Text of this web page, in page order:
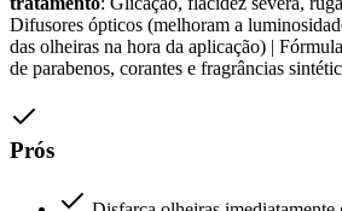
Difusores ópticos (melhoram a
das olheiras na hora da aplicação) |
de parabenos, corantes e fragrâncias
Prós